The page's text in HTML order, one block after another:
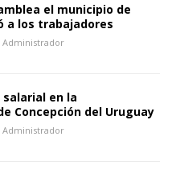
el municipio de
a los trabajadores
Administrador
salarial en la
Concepción del Uruguay
Administrador